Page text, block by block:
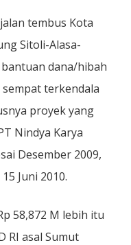
Tinjau
Proyek
Jalan
24
Lebih
Nias
Utara
Sempat
tembus Kota
Sitoli-Alasa-
dana/hibah
terkendala
proyek yang
Nindya Karya
Desember 2009,
Juni 2010.
58,872 M lebih itu
RI asal Sumut